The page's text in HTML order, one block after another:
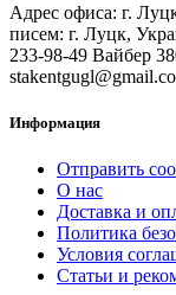
Адрес офиса: г.
писем: г. Луцк,
233-98-49 Вайбер
Информация
Отправить
О нас
Доставка и
Политика
Условия
Статьи и